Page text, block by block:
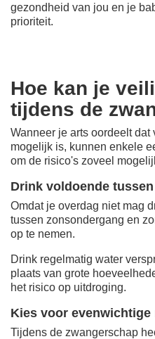
gezondheid van jou en je
prioriteit.
Hoe kan je
tijdens de
Wanneer je arts oordeelt
mogelijk is, kunnen enkele
om de risico's zoveel
Drink voldoende
Omdat je overdag niet mag
tussen zonsondergang en
op te nemen.
Drink regelmatig water
plaats van grote
het risico op uitdroging.
Kies voor evenwichtige
Tijdens de zwangerschap